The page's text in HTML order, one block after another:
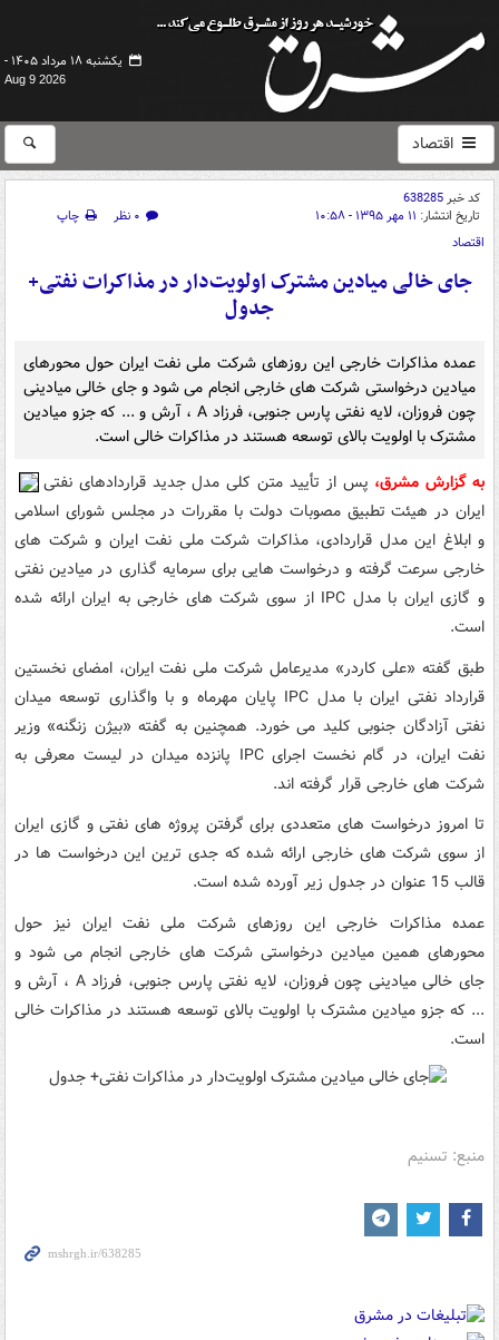
یکشنبه ۱۸ مرداد ۱۴۰۵ -
Aug 9 2026
اقتصاد
کد خبر638285
تاریخ انتشار: ۱۱ مهر ۱۳۹۵ - ۱۰:۵۸ ۰ نظر
چاپ
اقتصاد
جای خالی میادین مشترک اولویت‌دار در مذاکرات نفتی+
جدول
عمده مذاکرات خارجی این روزهای شرکت ملی نفت ایران حول محورهای
میادین درخواستی شرکت های خارجی انجام می شود و جای خالی میادینی
چون فروزان، لایه نفتی پارس جنوبی، فرزاد A ، آرش و ... که جزو میادین
مشترک با اولویت بالای توسعه هستند در مذاکرات خالی است.
به گزارش مشرق، پس از تأیید متن کلی مدل جدید قراردادهای نفتی
ایران در هیئت تطبیق مصوبات دولت با مقررات در مجلس شورای اسلامی
و ابلاغ این مدل قراردادی، مذاکرات شرکت ملی نفت ایران و شرکت های
خارجی سرعت گرفته و درخواست هایی برای سرمایه گذاری در میادین نفتی
و گازی ایران با مدل IPC از سوی شرکت های خارجی به ایران ارائه شده
است.
طبق گفته «علی کاردر» مدیرعامل شرکت ملی نفت ایران، امضای نخستین
قرارداد نفتی ایران با مدل IPC پایان مهرماه و با واگذاری توسعه میدان
نفتی آزادگان جنوبی کلید می خورد. همچنین به گفته «بیژن زنگنه» وزیر
نفت ایران، در گام نخست اجرای IPC پانزده میدان در لیست معرفی به
شرکت های خارجی قرار گرفته اند.
تا امروز درخواست های متعددی برای گرفتن پروژه های نفتی و گازی ایران
از سوی شرکت های خارجی ارائه شده که جدی ترین این درخواست ها در
قالب 15 عنوان در جدول زیر آورده شده است.
عمده مذاکرات خارجی این روزهای شرکت ملی نفت ایران نیز حول
محورهای همین میادین درخواستی شرکت های خارجی انجام می شود و
جای خالی میادینی چون فروزان، لایه نفتی پارس جنوبی، فرزاد A ، آرش و
... که جزو میادین مشترک با اولویت بالای توسعه هستند در مذاکرات خالی
است.
منبع: تسنیم